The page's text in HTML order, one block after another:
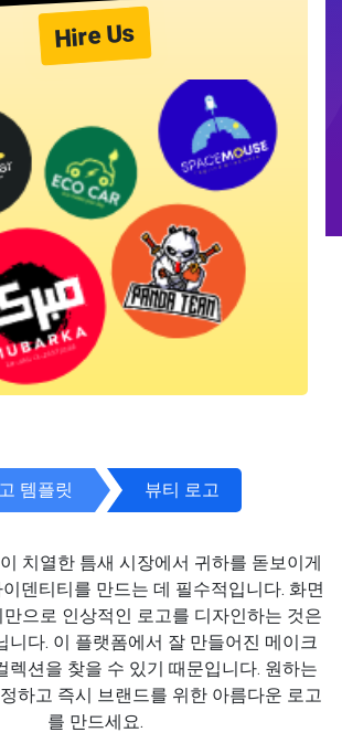
Hire Us
템플릿 뷰티 로고
치열한 틈새 시장에서 귀하를 돋보이게
덴티티를 만드는 데 필수적입니다. 화면
으로 인상적인 로고를 디자인하는 것은
니다. 이 플랫폼에서 잘 만들어진 메이크
렉션을 찾을 수 있기 때문입니다. 원하는
하고 즉시 브랜드를 위한 아름다운 로고
를 만드세요.